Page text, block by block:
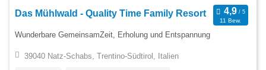
Das Mühlwald - Quality Time Family Resort
11 Bew.
Wunderbare GemeinsamZeit, Erholung und Entspannung
39040 Natz-Schabs, Trentino-Südtirol, Italien